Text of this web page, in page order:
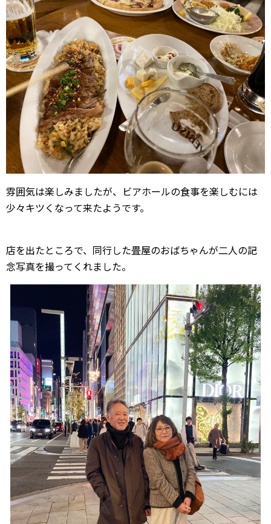
雰囲気は楽しみましたが、ビアホールの食事を楽しむには
少々キツくなって来たようです。
店を出たところで、同行した畳屋のおばちゃんが二人の記
念写真を撮ってくれました。